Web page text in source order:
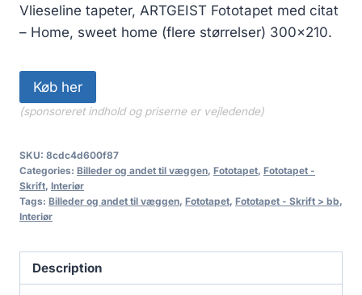
Vlieseline tapeter, ARTGEIST Fototapet med citat
– Home, sweet home (flere størrelser) 300×210.
Køb her
(sponsoreret indhold og priserne er vejledende)
SKU: 8cdc4d600f87
Categories: Billeder og andet til væggen, Fototapet, Fototapet -
Skrift, Interiør
Tags: Billeder og andet til væggen, Fototapet, Fototapet - Skrift > bb,
Interiør
Description